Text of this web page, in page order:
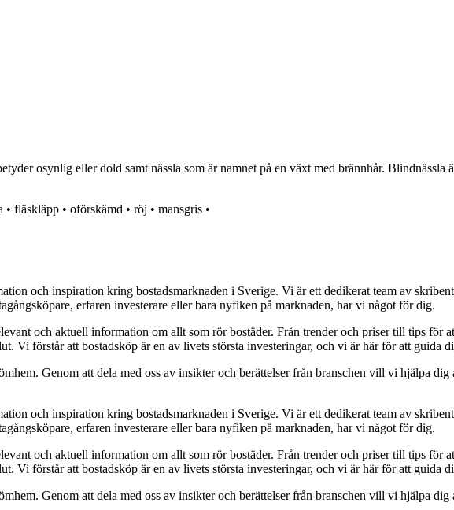
osynlig eller dold samt nässla som är namnet på en växt med brännhår. Blindnässla
• fläskläpp • oförskämd • röj • mansgris •
och inspiration kring bostadsmarknaden i Sverige. Vi är ett dedikerat team av
erfaren investerare eller bara nyfiken på marknaden, har vi något för dig.
och aktuell information om allt som rör bostäder. Från trender och priser till tips för
Vi förstår att bostadsköp är en av livets största investeringar, och vi är här för att guida
Genom att dela med oss av insikter och berättelser från branschen vill vi hjälpa
och inspiration kring bostadsmarknaden i Sverige. Vi är ett dedikerat team av
erfaren investerare eller bara nyfiken på marknaden, har vi något för dig.
och aktuell information om allt som rör bostäder. Från trender och priser till tips för
Vi förstår att bostadsköp är en av livets största investeringar, och vi är här för att guida
Genom att dela med oss av insikter och berättelser från branschen vill vi hjälpa